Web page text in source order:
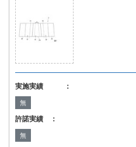
実施実績 ：
無
許諾実績 ：
無